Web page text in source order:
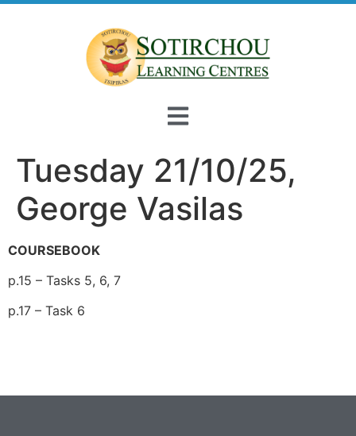
Tuesday 21/10/25,
George Vasilas
COURSEBOOK
p.15 – Tasks 5, 6, 7
p.17 – Task 6